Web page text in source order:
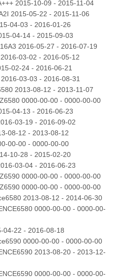
2015-10-09 - 2015-11-04
2015-05-22 - 2015-11-06
04-03 - 2016-01-26
04-14 - 2015-09-03
2016-05-27 - 2016-07-19
03-02 - 2016-05-12
02-24 - 2016-06-21
03-03 - 2016-08-31
2013-08-12 - 2013-11-07
0000-00-00 - 0000-00-00
04-13 - 2016-06-23
03-19 - 2016-09-02
08-12 - 2013-08-12
00-00 - 0000-00-00
10-28 - 2015-02-20
03-04 - 2016-06-23
0000-00-00 - 0000-00-00
0000-00-00 - 0000-00-00
2013-08-12 - 2014-06-30
0000-00-00 - 0000-00-
04-22 - 2016-08-18
0000-00-00 - 0000-00-00
2013-08-20 - 2013-12-
0000-00-00 - 0000-00-